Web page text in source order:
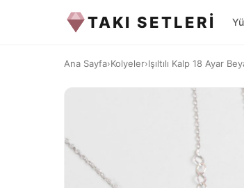
TAKI SETLERİ
Ana Sayfa›Kolyeler›Işıltılı Kalp 18 Ayar